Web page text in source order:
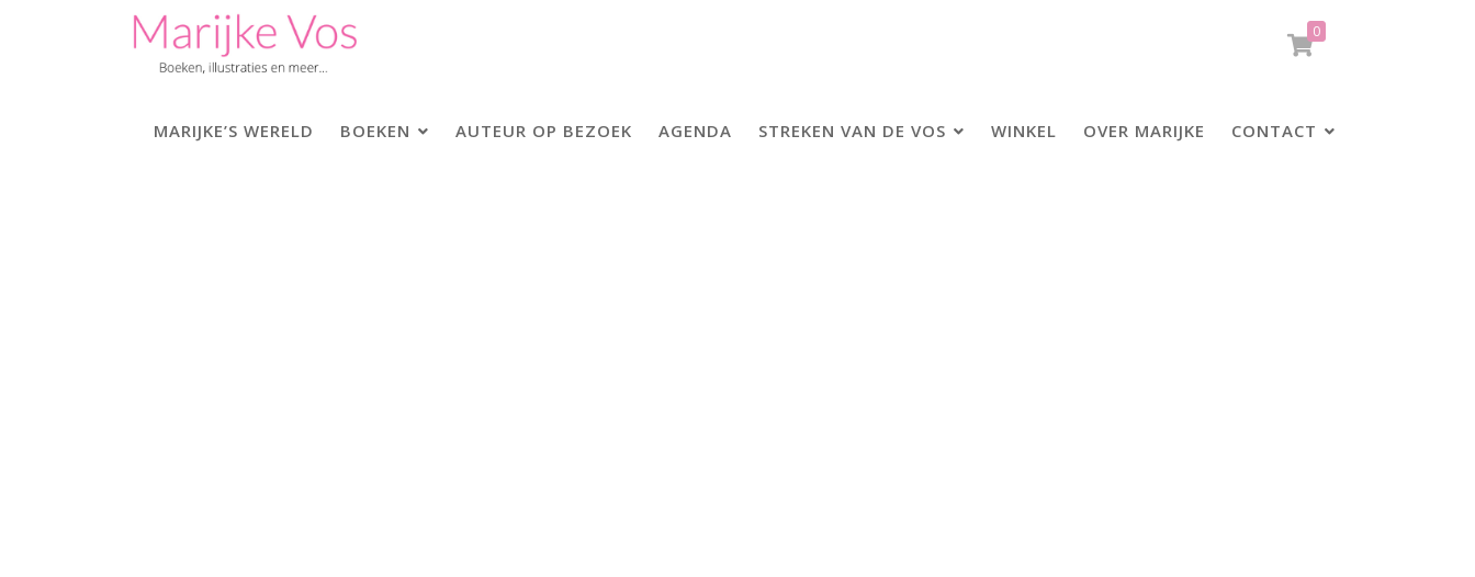
0
MARIJKE’S WERELD BOEKEN AUTEUR OP BEZOEK AGENDA STREKEN VAN DE VOS WINKEL OVER MARIJKE CONTACT